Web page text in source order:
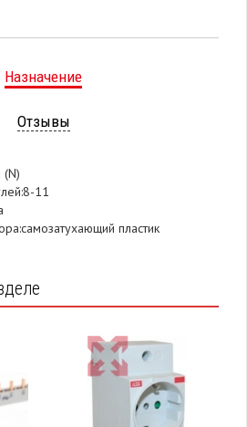
Назначение
Отзывы
(N)
11
пластик